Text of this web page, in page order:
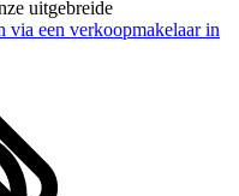
uitgebreide
via een verkoopmakelaar in